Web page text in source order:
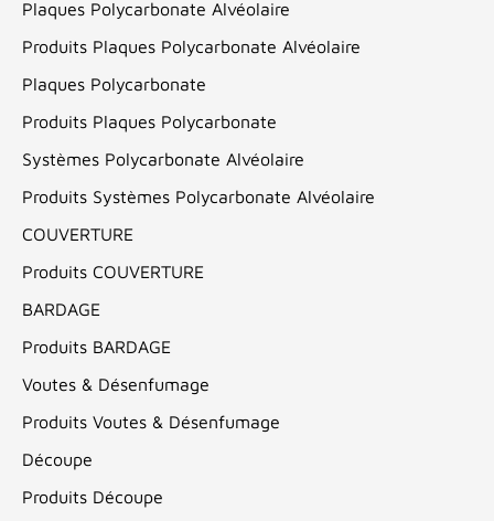
Plaques Polycarbonate Alvéolaire
Produits Plaques Polycarbonate Alvéolaire
Plaques Polycarbonate
Produits Plaques Polycarbonate
Systèmes Polycarbonate Alvéolaire
Produits Systèmes Polycarbonate Alvéolaire
COUVERTURE
Produits COUVERTURE
BARDAGE
Produits BARDAGE
Voutes & Désenfumage
Produits Voutes & Désenfumage
Découpe
Produits Découpe